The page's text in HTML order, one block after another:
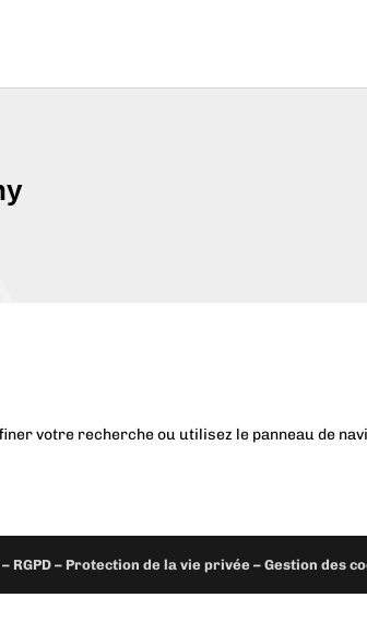
votre recherche ou utilisez le panneau de
RGPD – Protection de la vie privée – Gestion des